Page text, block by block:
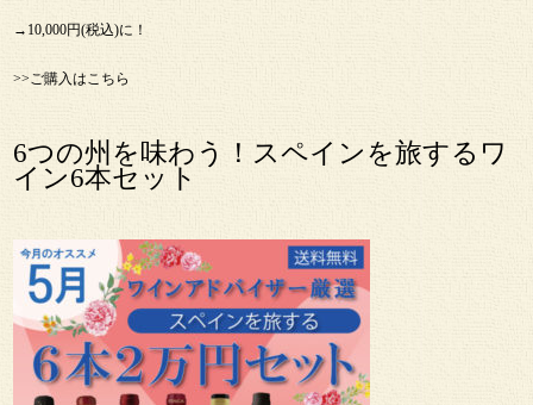
→10,000円(税込)に！
>>ご購入はこちら
6つの州を味わう！スペインを旅するワ
イン6本セット